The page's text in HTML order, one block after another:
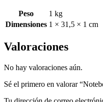
Peso
1 kg
Dimensiones 1 × 31,5 × 1 cm
Valoraciones
No hay valoraciones aún.
Sé el primero en valorar